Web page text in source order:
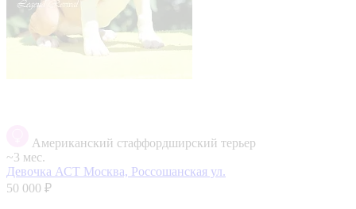
Американский стаффордширский терьер
~3 мес.
Девочка АСТ Москва, Россошанская ул.
50 000 ₽